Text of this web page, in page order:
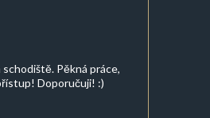
Pěkná práce,
Doporučuji! :)